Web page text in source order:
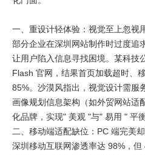
一、重设计轻体验：视觉至上忽视
部分企业在深圳网站制作时过度追
让用户陷入信息寻找困境。某科技
Flash 官网，结果首页加载超时、
85%。沙漠风指出，视觉设计需
画像规划信息架构（如外贸网站适
化品牌，实现" 美观 "与" 易用 " 平衡
二、移动端适配缺位：PC 端完美
深圳移动互联网渗透率达 98%，